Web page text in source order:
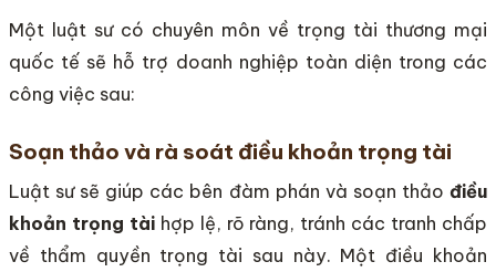
Một luật sư có chuyên môn về trọng tài thương mại
quốc tế sẽ hỗ trợ doanh nghiệp toàn diện trong các
công việc sau:
Soạn thảo và rà soát điều khoản trọng tài
Luật sư sẽ giúp các bên đàm phán và soạn thảo điều
khoản trọng tàihợp lệ, rõ ràng, tránh các tranh chấp
về thẩm quyền trọng tài sau này. Một điều khoản